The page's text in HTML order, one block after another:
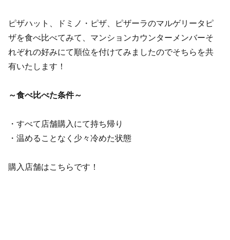
ピザハット、ドミノ・ピザ、ピザーラのマルゲリータピ
ザを食べ比べてみて、マンションカウンターメンバーそ
れぞれの好みにて順位を付けてみましたのでそちらを共
有いたします！
～食べ比べた条件～
・すべて店舗購入にて持ち帰り
・温めることなく少々冷めた状態
購入店舗はこちらです！